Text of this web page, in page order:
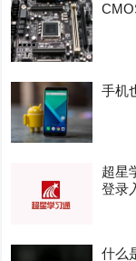
手机
超星
登录
什么